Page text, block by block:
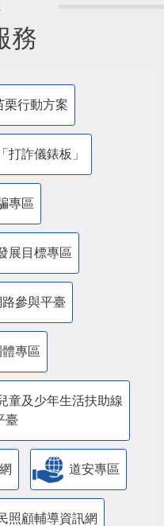
務
栗行動方案
打詐儀錶板」
專區
展目標專區
參與平臺
體專區
童及少年生活扶助線
臺
道安專區
照顧輔導資訊網